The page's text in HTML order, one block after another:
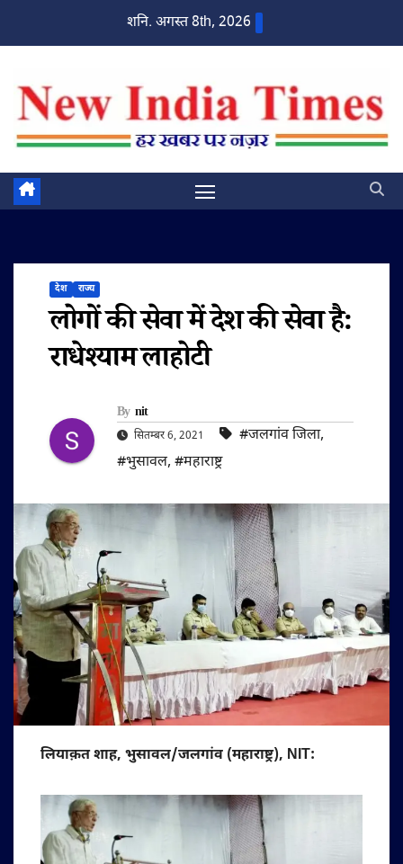
शनि. अगस्त 8th, 2026
देश राज्य
लोगों की सेवा में देश की सेवा है:
राधेश्याम लाहोटी
By nit
सितम्बर 6, 2021 #जलगांव जिला,
#भुसावल, #महाराष्ट्र
लियाक़त शाह, भुसावल/जलगांव (महाराष्ट्र), NIT: